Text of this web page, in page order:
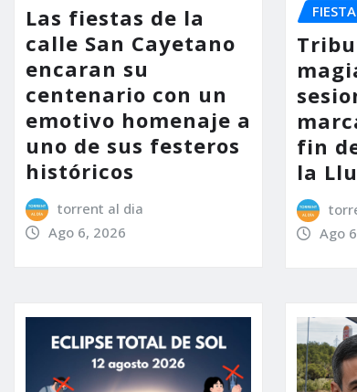
Las fiestas de la
calle San Cayetano
encaran su
centenario con un
emotivo homenaje a
uno de sus festeros
históricos
torrent al dia
Ago 6, 2026
fin
la
Ago